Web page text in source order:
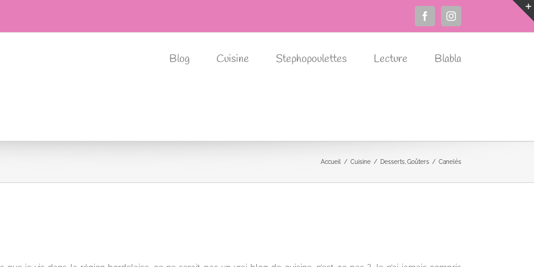
FacebookInstagram
Blog Cuisine Stephopoulettes Lecture Blabla
Accueil Cuisine Desserts Goûters Canelés